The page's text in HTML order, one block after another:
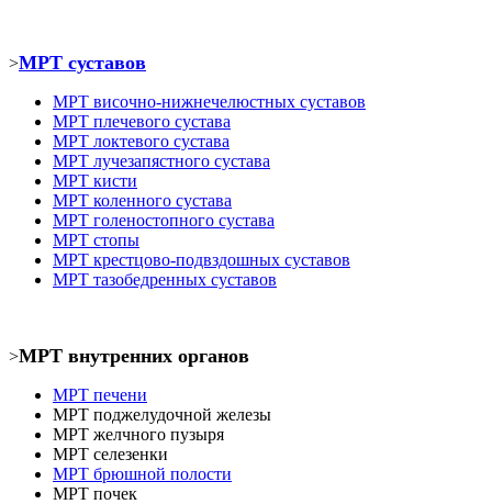
>МРТ суставов
МРТ височно-нижнечелюстных суставов
МРТ плечевого сустава
МРТ локтевого сустава
МРТ лучезапястного сустава
МРТ кисти
МРТ коленного сустава
МРТ голеностопного сустава
МРТ стопы
МРТ крестцово-подвздошных суставов
МРТ тазобедренных суставов
>МРТ внутренних органов
МРТ печени
МРТ поджелудочной железы
МРТ желчного пузыря
МРТ селезенки
МРТ брюшной полости
МРТ почек